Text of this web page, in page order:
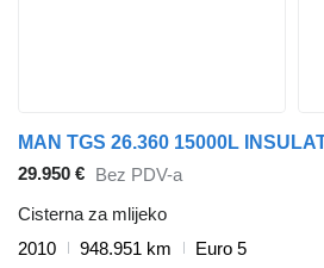
29.950 €
Bez PDV-a
Cisterna za mlijeko
2010
948.951 km
Euro 5